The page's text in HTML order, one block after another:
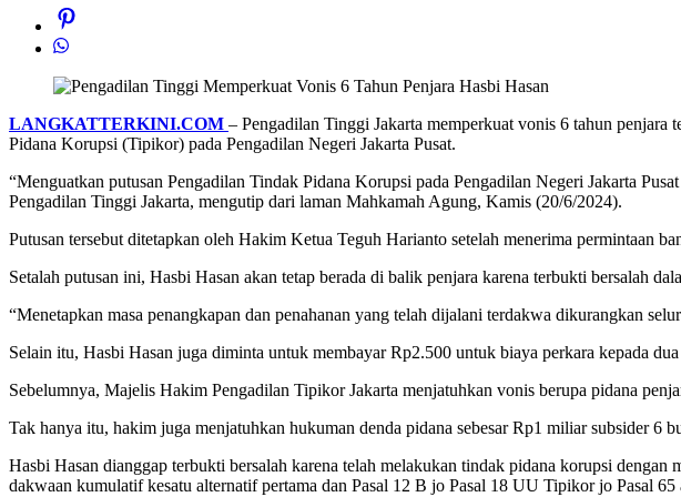
LANGKATTERKINI.COM – Pengadilan Tinggi Jakarta memperkuat vonis 6 tahun
Pidana Korupsi (Tipikor) pada Pengadilan Negeri Jakarta Pusat.
“Menguatkan putusan Pengadilan Tindak Pidana Korupsi pada Pengadilan Negeri Jakarta
Pengadilan Tinggi Jakarta, mengutip dari laman Mahkamah Agung, Kamis (20/6/2024).
Putusan tersebut ditetapkan oleh Hakim Ketua Teguh Harianto setelah menerima permintaan
Setalah putusan ini, Hasbi Hasan akan tetap berada di balik penjara karena terbukti bersalah
“Menetapkan masa penangkapan dan penahanan yang telah dijalani terdakwa dikurangkan
Selain itu, Hasbi Hasan juga diminta untuk membayar Rp2.500 untuk biaya perkara kepada
Sebelumnya, Majelis Hakim Pengadilan Tipikor Jakarta menjatuhkan vonis berupa pidana
Tak hanya itu, hakim juga menjatuhkan hukuman denda pidana sebesar Rp1 miliar subsider 6
Hasbi Hasan dianggap terbukti bersalah karena telah melakukan tindak pidana korupsi
dakwaan kumulatif kesatu alternatif pertama dan Pasal 12 B jo Pasal 18 UU Tipikor jo Pasal